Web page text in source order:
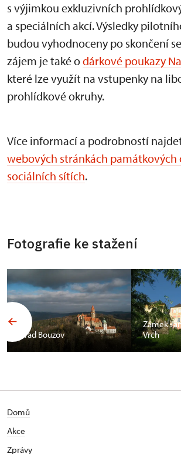
s výjimkou exkluzivních
a speciálních akcí. Výsledky
budou vyhodnoceny po skončení
zájem je také odárkové poukazy
které lze využít na vstupenky na
prohlídkové okruhy.
Více informací a podrobností
webových stránkách památkových
sociálních sítích.
Fotografie ke stažení
Hrad Bouzov
Zámek
Vrch
Domů
Akce
Zprávy